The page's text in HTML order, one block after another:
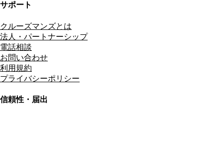
サポート
クルーズマンズとは
法人・パートナーシップ
電話相談
お問い合わせ
利用規約
プライバシーポリシー
信頼性・届出